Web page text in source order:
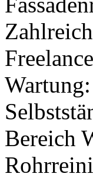
Wartung:
Bereich